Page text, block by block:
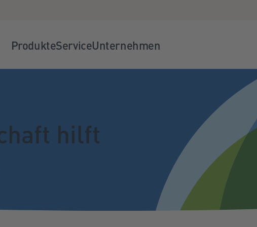
ProdukteServiceUnternehmen
hilft